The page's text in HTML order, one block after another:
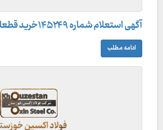
آگهی استعلام شماره ۱۴۵۲۴۹خرید قطعات دستگاه pittori
ادامه مطلب